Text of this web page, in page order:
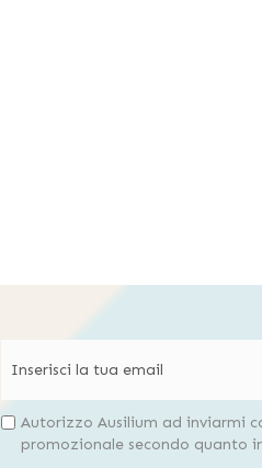
Autorizzo Ausilium ad inviarmi
promozionale secondo quanto